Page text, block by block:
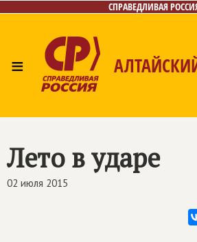
СПРАВЕДЛИВАЯ
≡
Лето в ударе
02 июля 2015